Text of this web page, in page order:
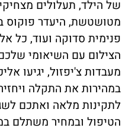
של הילד, תעלולים
מטושטשת, היעדר פוקוס
פנימית סדוקה ועוד, כל
הצילום עם השיאומי
מעבדות צ'יפזול, יגיעו
במהירות את התקלה
לתקינות מלאה ואתכם
הטיפול ובמחיר משתלם